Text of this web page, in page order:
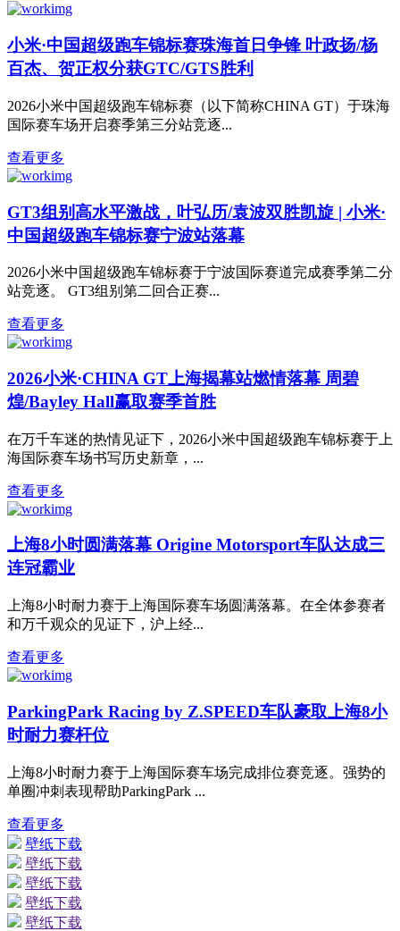
小米·中国超级跑车锦标赛珠海首日争锋 叶政扬/杨
百杰、贺正权分获GTC/GTS胜利
2026小米中国超级跑车锦标赛（以下简称CHINA GT）于珠海
国际赛车场开启赛季第三分站竞逐...
查看更多
GT3组别高水平激战，叶弘历/袁波双胜凯旋 | 小米·
中国超级跑车锦标赛宁波站落幕
2026小米中国超级跑车锦标赛于宁波国际赛道完成赛季第二分
站竞逐。 GT3组别第二回合正赛...
查看更多
2026小米·CHINA GT上海揭幕站燃情落幕 周碧
煌/Bayley Hall赢取赛季首胜
在万千车迷的热情见证下，2026小米中国超级跑车锦标赛于上
海国际赛车场书写历史新章，...
查看更多
上海8小时圆满落幕 Origine Motorsport车队达成三
连冠霸业
上海8小时耐力赛于上海国际赛车场圆满落幕。在全体参赛者
和万千观众的见证下，沪上经...
查看更多
ParkingPark Racing by Z.SPEED车队豪取上海8小
时耐力赛杆位
上海8小时耐力赛于上海国际赛车场完成排位赛竞逐。强势的
单圈冲刺表现帮助ParkingPark ...
查看更多
壁纸下载
壁纸下载
壁纸下载
壁纸下载
壁纸下载